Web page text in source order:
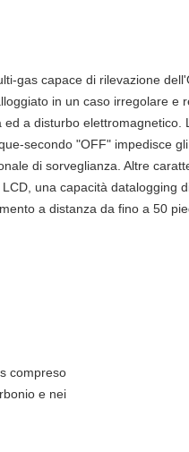
gas capace di rilevazione
in un caso irregolare e
a disturbo
secondo "OFF" impedisce
di sorveglianza. Altre
una capacità datalogging
a distanza da fino a 50
compreso
e nei